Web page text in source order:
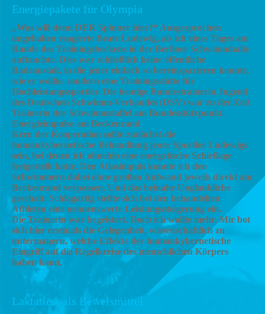
Energiepakete für Olympia
„Was will denn DER Spinner hier?“ Ausgesprochen
ungehalten reagierte Beate Ludewig, als ich eines Tages am
Rande des Trainingsbeckens in der Berliner Schwimmhalle
auftauchte. Dies war schließlich keine öffentliche
Badeanstalt, in die jeder einfach so hereinspazieren konnte,
wie er wollte, sondern eine Trainingsstätte für
Hochleistungssportler. Die heutige Bundestrainerin Jugend
des Deutschen Schwimm-Verbandes (DSV) war zu der Zeit
Trainerin der Schwimmstaffel am Bundesstützpunkt.
Energieimpulse am Beckenrand
Kern der Kooperation sollte zunächst die
humankybernetische Behandlung jener Sportler Ludewigs
sein, bei denen ich ohnehin eine energetische Schieflage
festgestellt hatte. Den Atlasimpuls konnte ich den
Schwimmern dabei ohne großen Aufwand jeweils direkt am
Beckenrand verpassen. Und das beinahe Unglaubliche
geschah: Schlagartig stellte sich bei den behandelten
Athleten eine nennenswerte Leistungssteigerung ein.
Die Trainerin war begeistert. Doch ich wollte mehr. Mir bot
sich hier erstmals die Gelegenheit, wissenschaftlich zu
untermauern, welche Effekte der humankybernetische
Eingriff auf die Regelkreise des menschlichen Körpers
haben kann.
Laktattest als Beweismittel